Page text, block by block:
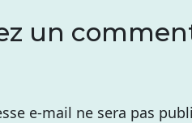
un
e-mail ne sera pas